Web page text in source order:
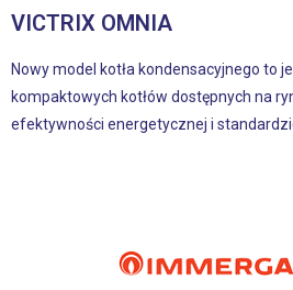
VICTRIX OMNIA
Nowy model kotła kondensacyjnego to
kompaktowych kotłów dostępnych na
efektywności energetycznej i